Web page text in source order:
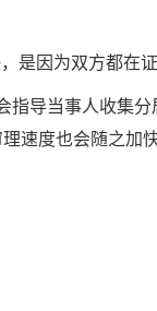
因为双方都在证
指导当事人收集
速度也会随之加快